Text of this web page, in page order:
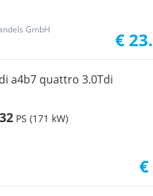
GmbH
€
a4b7 quattro 3.0Tdi
PS (171 kW)
€